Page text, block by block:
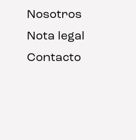
Nosotros
Nota legal
Contacto